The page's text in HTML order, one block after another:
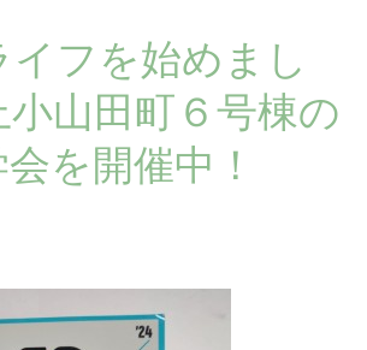
イフを始めまし
山田町６号棟の
を開催中！